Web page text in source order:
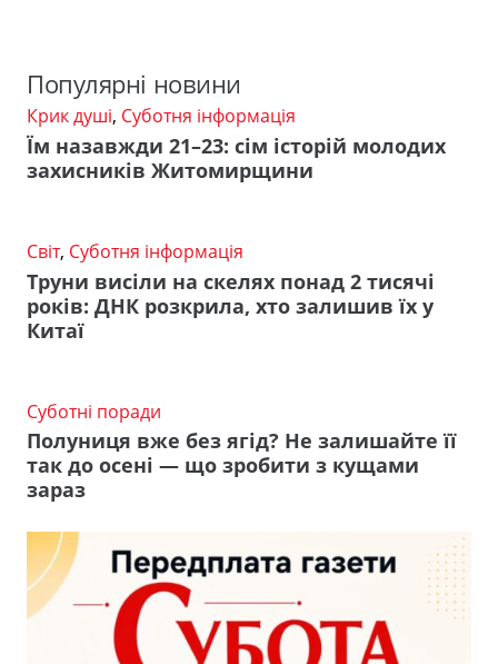
Популярні новини
Крик душі, Суботня інформація
Їм назавжди 21–23: сім історій молодих
захисників Житомирщини
Світ, Суботня інформація
Труни висіли на скелях понад 2 тисячі
років: ДНК розкрила, хто залишив їх у
Китаї
Суботні поради
Полуниця вже без ягід? Не залишайте її
так до осені — що зробити з кущами
зараз